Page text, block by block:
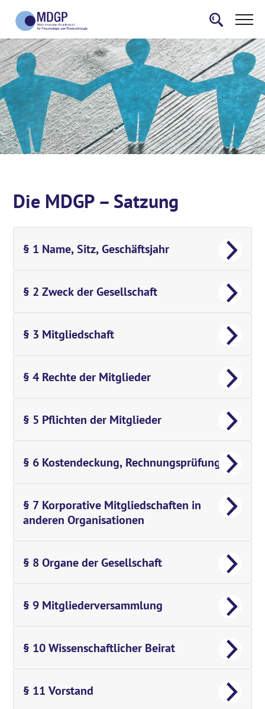
Die MDGP – Satzung
§ 1 Name, Sitz, Geschäftsjahr
§ 2 Zweck der Gesellschaft
§ 3 Mitgliedschaft
§ 4 Rechte der Mitglieder
§ 5 Pflichten der Mitglieder
§ 6 Kostendeckung, Rechnungsprüfung
§ 7 Korporative Mitgliedschaften in
anderen Organisationen
§ 8 Organe der Gesellschaft
§ 9 Mitgliederversammlung
§ 10 Wissenschaftlicher Beirat
§ 11 Vorstand